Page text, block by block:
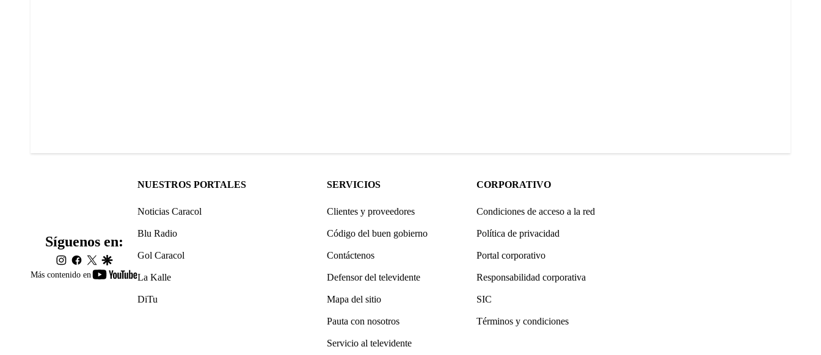
Más contenido en
youtube-
Síguenos en:
instagram
facebook
twittergoogle
NUESTROS PORTALES
Noticias Caracol
Blu Radio
Gol Caracol
La Kalle
DiTu
SERVICIOS
Clientes y proveedores
Código del buen gobierno
Contáctenos
Defensor del televidente
Mapa del sitio
Pauta con nosotros
Servicio al televidente
CORPORATIVO
Condiciones de acceso a la red
Política de privacidad
Portal corporativo
Responsabilidad corporativa
SIC
Términos y condiciones